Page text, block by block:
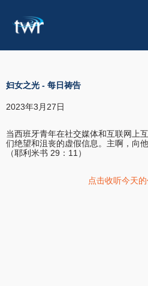
妇女之光 - 每日祷告
2023年3月27日
当西班牙青年在社交媒体和互联网上
们绝望和沮丧的虚假信息。主啊，向
（耶利米书 29：11）
点击收听今天